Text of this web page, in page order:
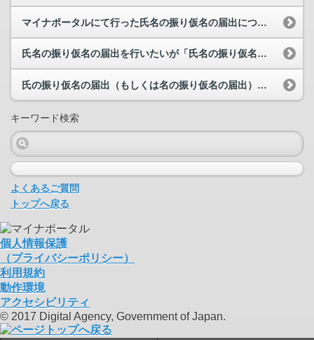
マイナポータルにて行った氏名の振り仮名の届出について、「氏名の振り仮名の届出」画面の届出状況で...
氏名の振り仮名の届出を行いたいが「氏名の振り仮名の届出」画面に「マイナポータルから届出できませ...
氏の振り仮名の届出（もしくは名の振り仮名の届出）の「届出先からの連絡内容」にある「問い合わせ番...
キーワード検索
よくあるご質問
トップへ戻る
個人情報保護
（プライバシーポリシー）
利用規約
動作環境
アクセシビリティ
© 2017 Digital Agency, Government of Japan.